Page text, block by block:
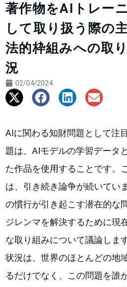
著作物をAIトレー
して取り扱う際の
法的枠組みへの取
況
02/04/2024
AIに関わる知財問題として注
題は、AIモデルの学習データ
た作品を使用することです。
は、引き続き論争が続いてい
の慣行が引き起こす潜在的な
ジレンマを解決するために現
な取り組みについて議論しま
状況は、世界のほとんどの地
るだけでなく、この問題を誰